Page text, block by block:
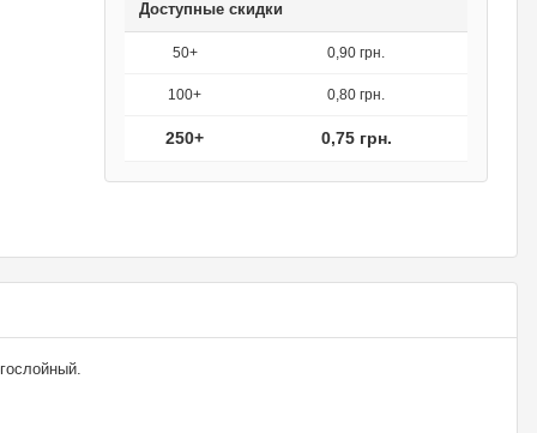
Доступные скидки
50+ 0,90 грн.
100+ 0,80 грн.
250+ 0,75 грн.